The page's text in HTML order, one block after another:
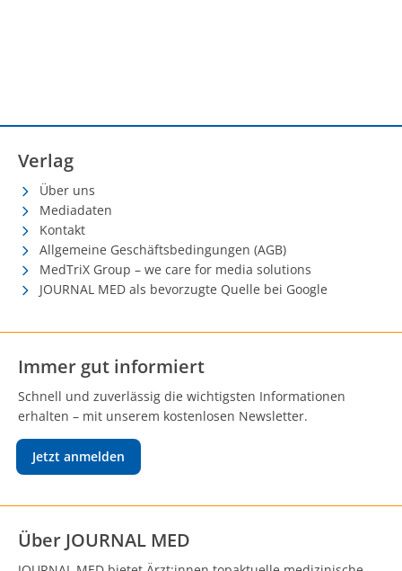
Verlag
Über uns
Mediadaten
Kontakt
Allgemeine Geschäftsbedingungen (AGB)
MedTriX Group – we care for media solutions
JOURNAL MED als bevorzugte Quelle bei Google
Immer gut informiert
Schnell und zuverlässig die wichtigsten Informationen
erhalten – mit unserem kostenlosen Newsletter.
Jetzt anmelden
Über JOURNAL MED